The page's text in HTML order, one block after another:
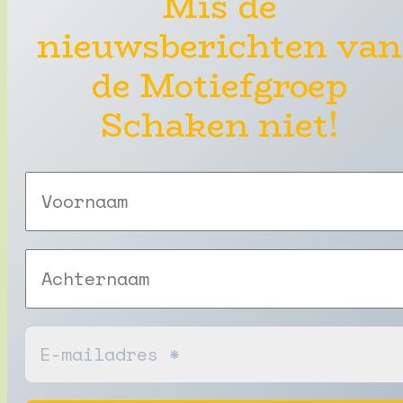
nieuwsberichten van
de Motiefgroep
Schaken niet!